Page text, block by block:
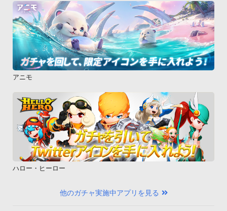
4）他者になりすまして当アプリを利用する行為。
5）法律、法令、条例または公序良俗に違反、または違反する
おそれのある行為。
6）前各号に定める行為を助長する行為。
7）その他、当社が不適切と判断する行為。
2ユーザーが本規約に違反した場合には、当アプリの利用をお
みやかに削除してください。第6条 知的財産権について当アプ
リのコンテンツ（著作、肖像、キャラクター、音楽、その他の
一切の情報）は、当社もしくは委託先等が著作権等の知的財産
権使用権、その他の権利を有してます。著作権法で認めている
範囲を超えての使用はお控えください。第7条 機能の変更・停
止・中断・終了について
当アプリの機能について、すべてまたは一部を、ユーザーに事
るものとします。
アニモ
ハロー・ヒーロー
他のガチャ実施中アプリを見る